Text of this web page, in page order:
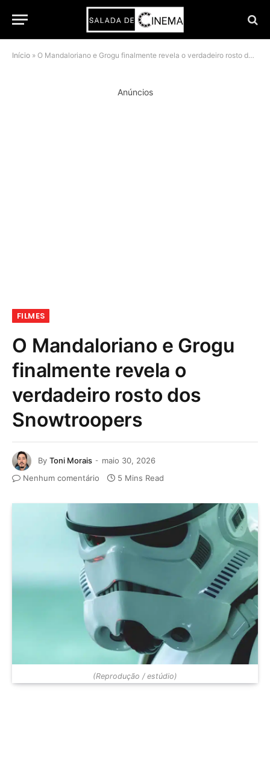
Início » O Mandaloriano e Grogu finalmente revela o verdadeiro rosto dos Snowtroopers
Anúncios
FILMES
O Mandaloriano e Grogu
finalmente revela o
verdadeiro rosto dos
Snowtroopers
By Toni Morais
maio 30, 2026
Nenhum comentário
5 Mins Read
(Reprodução / estúdio)